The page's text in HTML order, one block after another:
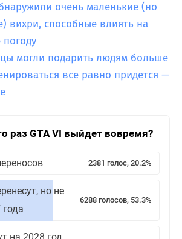
очень маленькие (но
вихри, способные влиять на
могли подарить людям больше
все равно придется —
раз GTA VI выйдет вовремя?
2381 голос, 20.2%
но не
6288 голосов, 53.3%